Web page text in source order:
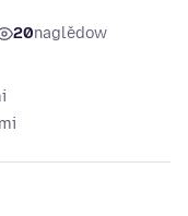
20naglědow